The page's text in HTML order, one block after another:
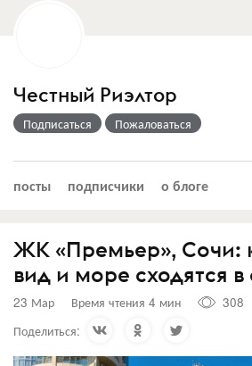
Честный Риэлтор
Подписаться Пожаловаться
посты подписчики о блоге
ЖК «Премьер», Сочи:
вид и море сходятся
23 Мар Время чтения 4 мин
308
Поделиться: